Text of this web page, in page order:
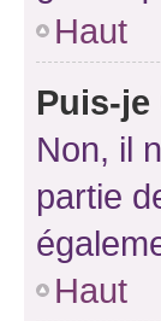
Haut
Puis-je
Non, il
partie
Haut